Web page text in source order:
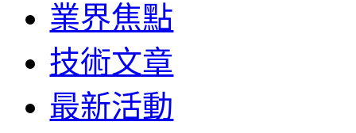
業界焦點
技術文章
最新活動